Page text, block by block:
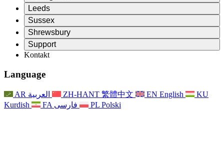
Review
Przewodniczący Przeglądu
Niezależny zespół recenzentów
Zakres uprawnień
Raport końcowy z niezależnego przeglądu
Często zadawane pytania
Proces przekazywania informacji zwrotnych przez rodzinę
Biuletyny informacyjne
Opt Out
Leeds
Review
Przewodniczący Przeglądu
Niezależny zespół recenzentów
Zakres wymagań i obowiązków
Kontakt
Wsparcie psychologiczne dla rodzin
Aktualizacje dla rodzin
Zdarzenia
For Staff
Wsparcie dla personelu
Sussex
Review
Przewodniczący Przeglądu
Niezależny zespół recenzentów
Zakres uprawnień
For Families
Aktualizacje dla rodzin
Zdarzenia
Shrewsbury
Review
Zakres zadań w zakresie oceny macierzyństwa
Raport końcowy z niezależnego przeglądu
Pierwszy raport z niezależnego przeglądu
For Families
Aktualizacje
Support
Leeds
Nottingham
Rodzinna Służba Wsparcia Psychologicznego
Wsparcie w sytuacjach kryzysowych związanych ze
zdrowiem psychicznym
Usługi regionalne Nottingham
Kontakt
Language
AR العربية ZH-HANT 繁體中文 EN English
KU
Kurdish
FA فارسی PL Polski